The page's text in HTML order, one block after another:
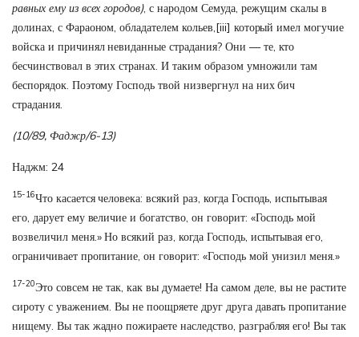
равных ему из всех городов), с народом Семуда, режущим скалы в
долинах, с Фараоном, обладателем кольев,[iii] который имел могучие
войска и причинял невиданные страдания? Они — те, кто
бесчинствовал в этих странах. И таким образом умножили там
беспорядок. Поэтому Господь твой низвергнул на них бич
страдания.
(10/89, Фаджр/6-13)
Наджм: 24
15-16Что касается человека: всякий раз, когда Господь, испытывая
его, дарует ему величие и богатство, он говорит: «Господь мой
возвеличил меня.» Но всякий раз, когда Господь, испытывая его,
ограничивает пропитание, он говорит: «Господь мой унизил меня.»
17-20Это совсем не так, как вы думаете! На самом деле, вы не растите
сироту с уважением. Вы не поощряете друг друга давать пропитание
нищему. Вы так жадно пожираете наследство, разграбляя его! Вы так